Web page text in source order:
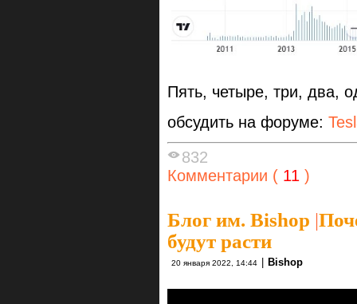
Пять, четыре, три, два,
обсудить на форуме:
832
Комментарии ( 11 )
Блог им. Bishop |
будут расти
20 января 2022, 14:44 Bishop